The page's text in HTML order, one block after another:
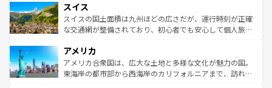
れる地方に足を運ぶとそれぞれで全く異なる文化を体験で
きるだろう。 なお、新着のフランス情報はコンテンツ一覧
を参照してほしい。
は、お酒好きな人にはぜひ体験してほしい。 なお、新着の
ドイツ情報はコンテンツ一覧を参照してほしい。
リアごとに異なる魅力がある。また、優雅なアフタヌーン
ティー、ビール好きにはたまらない英国パブ、サッカー観
戦など、本場だからこそできる体験も豊富。イギリスを旅
ンツ一覧を参照してほしい。
スイス
スイスの国土面積は九州ほどの広さだが、運行時刻が正確
な交通網が整備されており、初心者でも安心して個人旅行
の建物がそのまま残る町や、スイスならではのユニークな
博物館もあり、アルプス観光だけでなく町歩きも満喫する
ことができる。国民の所得が高いため物価も高いが、旅行
アメリカ
アメリカ合衆国は、広大な土地と多様な文化が魅力の国。
東海岸の都市部から西海岸のカリフォルニアまで、訪れる